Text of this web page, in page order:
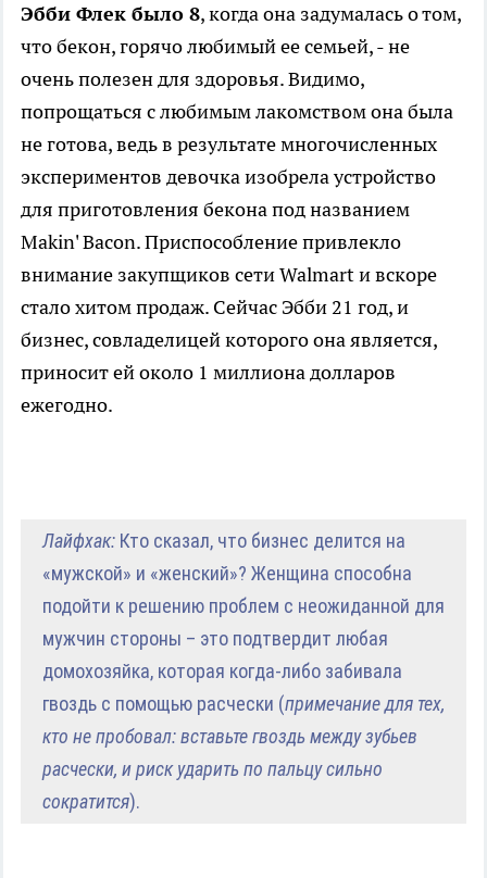
Эбби Флек было 8, когда она задумалась о том,
что бекон, горячо любимый ее семьей, - не
очень полезен для здоровья. Видимо,
попрощаться с любимым лакомством она была
не готова, ведь в результате многочисленных
экспериментов девочка изобрела устройство
для приготовления бекона под названием
Makin' Bacon. Приспособление привлекло
внимание закупщиков сети Walmart и вскоре
стало хитом продаж. Сейчас Эбби 21 год, и
бизнес, совладелицей которого она является,
приносит ей около 1 миллиона долларов
ежегодно.
Лайфхак: Кто сказал, что бизнес делится на
«мужской» и «женский»? Женщина способна
подойти к решению проблем с неожиданной для
мужчин стороны – это подтвердит любая
домохозяйка, которая когда-либо забивала
гвоздь с помощью расчески (примечание для тех,
кто не пробовал: вставьте гвоздь между зубьев
расчески, и риск ударить по пальцу сильно
сократится).